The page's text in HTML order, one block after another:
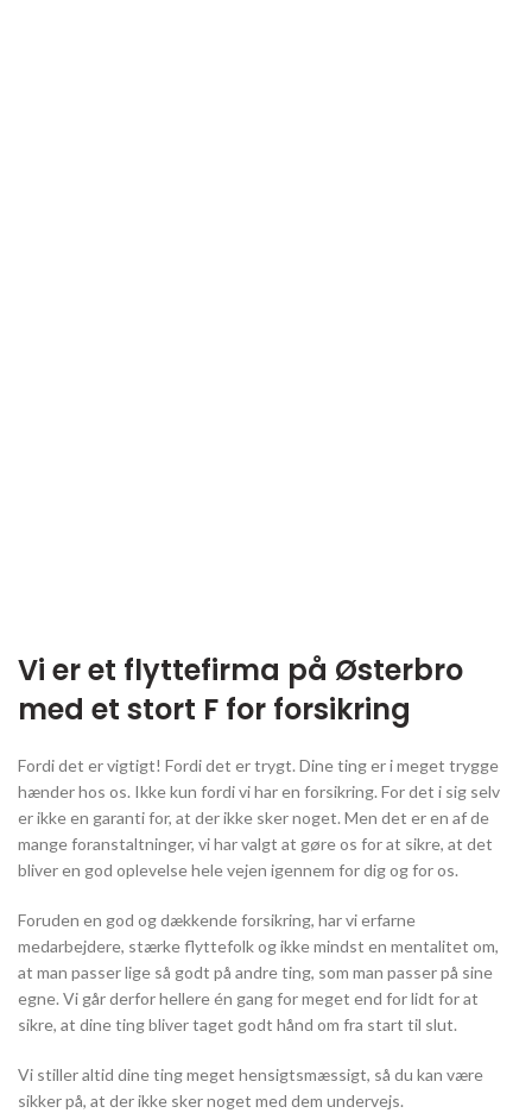
Vi er et flyttefirma på Østerbro
med et stort F for forsikring
Fordi det er vigtigt! Fordi det er trygt. Dine ting er i meget trygge
hænder hos os. Ikke kun fordi vi har en forsikring. For det i sig selv
er ikke en garanti for, at der ikke sker noget. Men det er en af de
mange foranstaltninger, vi har valgt at gøre os for at sikre, at det
bliver en god oplevelse hele vejen igennem for dig og for os.
Foruden en god og dækkende forsikring, har vi erfarne
medarbejdere, stærke flyttefolk og ikke mindst en mentalitet om,
at man passer lige så godt på andre ting, som man passer på sine
egne. Vi går derfor hellere én gang for meget end for lidt for at
sikre, at dine ting bliver taget godt hånd om fra start til slut.
Vi stiller altid dine ting meget hensigtsmæssigt, så du kan være
sikker på, at der ikke sker noget med dem undervejs.